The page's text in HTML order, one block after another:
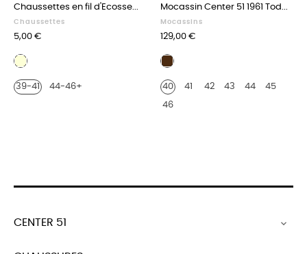
Chaussettes en fil d'Ecosse...
Chaussettes
Prix
5,00 €
Beige
39-41 44-46+
Mocassin Center 51 1961 Tod...
Mocassins
Prix
129,00 €
Cuir
40
41 42 43 44 45
46
‹
CENTER 51 